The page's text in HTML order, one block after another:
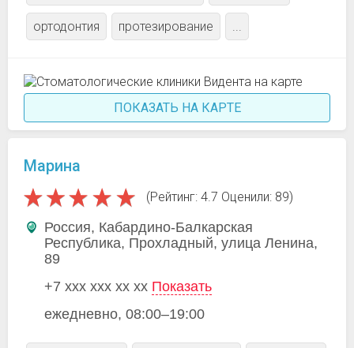
ортодонтия протезирование ...
ПОКАЗАТЬ НА КАРТЕ
Марина
(Рейтинг: 4.7 Оценили: 89)
Россия, Кабардино-Балкарская
Республика, Прохладный, улица Ленина,
89
+7 xxx xxx xx xx Показать
ежедневно, 08:00–19:00